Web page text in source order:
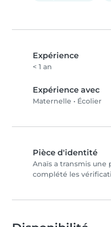
Expérience
< 1 an
Expérience avec
Maternelle • Écolier
Pièce d'identité
Anaïs a transmis
complété les